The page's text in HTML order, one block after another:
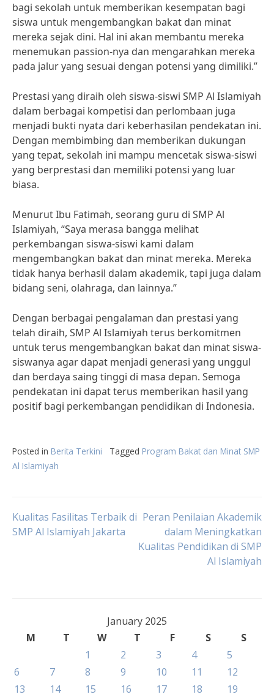
bagi sekolah untuk memberikan kesempatan bagi
siswa untuk mengembangkan bakat dan minat
mereka sejak dini. Hal ini akan membantu mereka
menemukan passion-nya dan mengarahkan mereka
pada jalur yang sesuai dengan potensi yang dimiliki.”
Prestasi yang diraih oleh siswa-siswi SMP Al Islamiyah
dalam berbagai kompetisi dan perlombaan juga
menjadi bukti nyata dari keberhasilan pendekatan ini.
Dengan membimbing dan memberikan dukungan
yang tepat, sekolah ini mampu mencetak siswa-siswi
yang berprestasi dan memiliki potensi yang luar
biasa.
Menurut Ibu Fatimah, seorang guru di SMP Al
Islamiyah, “Saya merasa bangga melihat
perkembangan siswa-siswi kami dalam
mengembangkan bakat dan minat mereka. Mereka
tidak hanya berhasil dalam akademik, tapi juga dalam
bidang seni, olahraga, dan lainnya.”
Dengan berbagai pengalaman dan prestasi yang
telah diraih, SMP Al Islamiyah terus berkomitmen
untuk terus mengembangkan bakat dan minat siswa-
siswanya agar dapat menjadi generasi yang unggul
dan berdaya saing tinggi di masa depan. Semoga
pendekatan ini dapat terus memberikan hasil yang
positif bagi perkembangan pendidikan di Indonesia.
Posted in Berita Terkini Tagged Program Bakat dan Minat SMP
Al Islamiyah
Post
Kualitas Fasilitas Terbaik di
SMP Al Islamiyah Jakarta
Peran Penilaian Akademik
dalam Meningkatkan
Kualitas Pendidikan di SMP
Al Islamiyah
January 2025
M
T W T F S
S
1
2 3 4
5
6
7 8 9 10 11
12
13
14 15 16 17 18
19